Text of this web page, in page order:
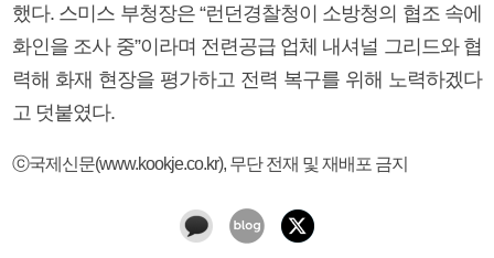
했다. 스미스 부청장은 “런던경찰청이 소방청의 협조 속에
화인을 조사 중”이라며 전련공급 업체 내셔널 그리드와 협
력해 화재 현장을 평가하고 전력 복구를 위해 노력하겠다
고 덧붙였다.
ⓒ국제신문(www.kookje.co.kr), 무단 전재 및 재배포 금지